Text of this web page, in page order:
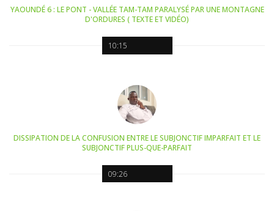
10:15
YAOUNDÉ 6 : LE PONT - VALLÉE TAM-TAM PARALYSÉ PAR UNE MONTAGNE
D'ORDURES ( TEXTE ET VIDÉO)
09:26
DISSIPATION DE LA CONFUSION ENTRE LE SUBJONCTIF IMPARFAIT ET LE
SUBJONCTIF PLUS-QUE-PARFAIT